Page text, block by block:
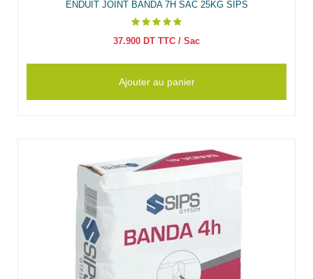
ENDUIT JOINT BANDA 7H SAC 25KG SIPS
37.900 DT TTC / Sac
Ajouter au panier